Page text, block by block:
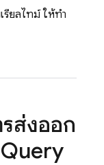
รียลไทม์ ให้ทำ
ส่งออก
Query